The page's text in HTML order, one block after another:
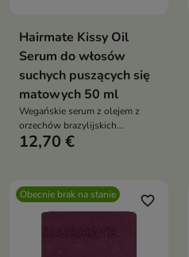
Hairmate Kissy Oil
Serum do włosów
suchych puszących się
matowych 50 ml
Wegańskie serum z olejem z
orzechów brazylijskich
natychmiast wygładza,
termoochronnie, pozostawiając
włosy gładkie, miękkie i pełne
blasku
12,70 €
Obecnie brak na stanie favorite_border